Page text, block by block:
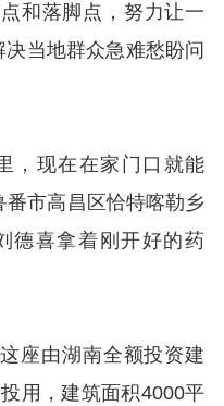
和落脚点，努力让一
决当地群众急难愁盼问
，现在在家门口就能
番市高昌区恰特喀勒乡
德喜拿着刚开好的药
座由湖南全额投资建
用，建筑面积4000平